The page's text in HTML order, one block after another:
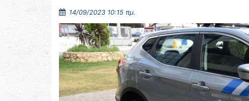
14/09/2023 10:15 πμ.